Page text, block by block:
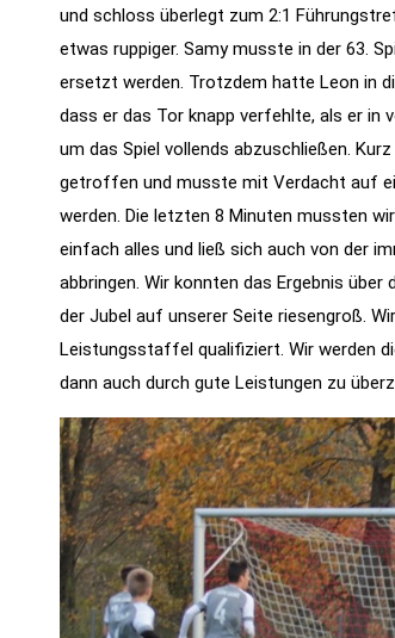
und schloss überlegt zum 2:1
etwas ruppiger. Samy musste in der 63.
ersetzt werden. Trotzdem hatte Leon in
dass er das Tor knapp verfehlte, als er in
um das Spiel vollends abzuschließen.
getroffen und musste mit Verdacht auf
werden. Die letzten 8 Minuten mussten
einfach alles und ließ sich auch von der
abbringen. Wir konnten das Ergebnis
der Jubel auf unserer Seite riesengroß.
Leistungsstaffel qualifiziert. Wir werden
dann auch durch gute Leistungen zu